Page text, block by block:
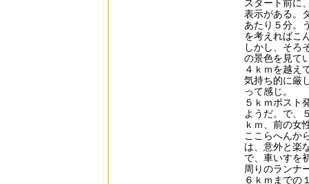
スタート前に
表示がある。
あたり５分。
を考えればこ
しかし、そろ
の景色を見て
４ｋｍを越え
気持ち的に厳
って感じ。
５ｋｍポスト
ようだ。で、
ｋｍ、前の女
ここらへんか
は、意外と楽
で、車いすを
周りのランナ
６ｋｍまでの